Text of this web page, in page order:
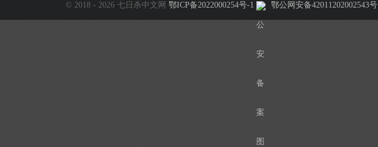
© 2018 - 2026 七日杀中文网 鄂ICP备2022000254号-1 鄂公网安备42011202002543号